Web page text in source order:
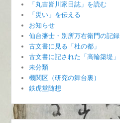
「丸吉皆川家日誌」を読む
「災い」を伝える
お知らせ
仙台藩士・別所万右衛門の記録
古文書に見る「杜の都」
古文書に記された「高輪築堤」
未分類
機関区（研究の舞台裏）
鉄虎堂随想